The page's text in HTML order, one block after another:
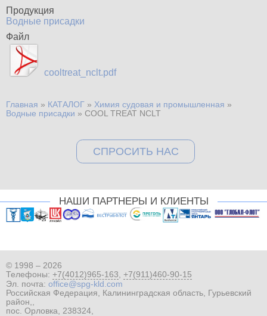
Продукция
Водные присадки
Файл
cooltreat_nclt.pdf
Вы здесь
Главная » КАТАЛОГ » Химия судовая и промышленная »
Водные присадки » COOL TREAT NCLT
СПРОСИТЬ НАС
НАШИ ПАРТНЕРЫ И КЛИЕНТЫ
© 1998 – 2026
Телефоны: +7(4012)965-163 +7(911)460-90-15
Эл. почта: office@spg-kld.com
Российская Федерация, Калининградская область, Гурьевский
район,,
пос. Орловка, 238324,